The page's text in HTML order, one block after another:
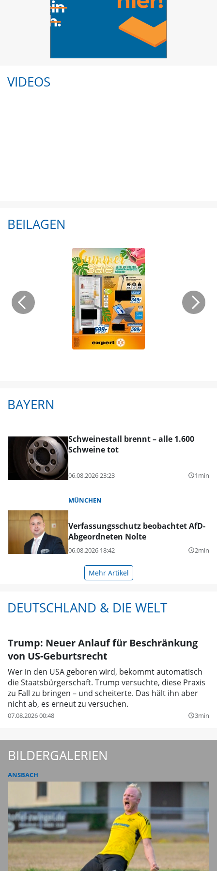
VIDEOS
BEILAGEN
BAYERN
Schweinestall brennt – alle 1.600
Schweine tot
06.08.2026 23:23 query_builder1min
MÜNCHEN
Verfassungsschutz beobachtet AfD-
Abgeordneten Nolte
06.08.2026 18:42 query_builder2min
Mehr Artikel
DEUTSCHLAND & DIE WELT
Trump: Neuer Anlauf für Beschränkung
von US-Geburtsrecht
Wer in den USA geboren wird, bekommt automatisch
die Staatsbürgerschaft. Trump versuchte, diese Praxis
zu Fall zu bringen – und scheiterte. Das hält ihn aber
nicht ab, es erneut zu versuchen.
07.08.2026 00:48 query_builder3min
BILDERGALERIEN
ANSBACH